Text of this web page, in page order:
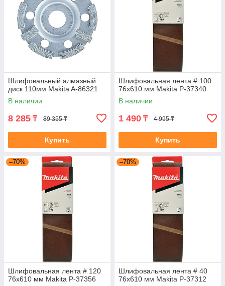
Шлифовальный алмазный
диск 110мм Makita A-86321
В наличии
8 285 ₸ 89 355 ₸
Купить
Шлифовальная лента # 100
76x610 мм Makita P-37340
В наличии
1 490 ₸ 4 995 ₸
Купить
–70%
Шлифовальная лента # 120
76x610 мм Makita P-37356
–70%
Шлифовальная лента # 40
76x610 мм Makita P-37312